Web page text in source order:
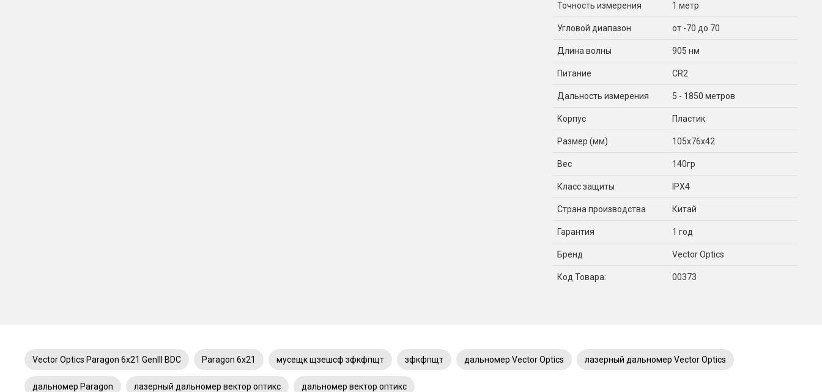
Точность измерения 1 метр
Угловой диапазон от -70 до 70
Длина волны 905 нм
Питание CR2
Дальность измерения 5 - 1850 метров
Корпус Пластик
Размер (мм) 105x76x42
Вес 140гр
Класс защиты IPX4
Страна производства Китай
Гарантия 1 год
Бренд Vector Optics
Код Товара: 00373
Vector Optics Paragon 6x21 GenIII BDC Paragon 6x21 мусещк щзешсф зфкфпщт зфкфпщт дальномер Vector Optics лазерный дальномер Vector Optics
дальномер Paragon лазерный дальномер вектор оптикс дальномер вектор оптикс